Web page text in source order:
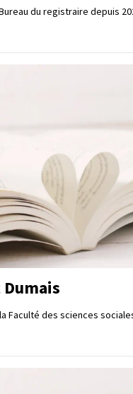
du registraire depuis
Faculté des sciences